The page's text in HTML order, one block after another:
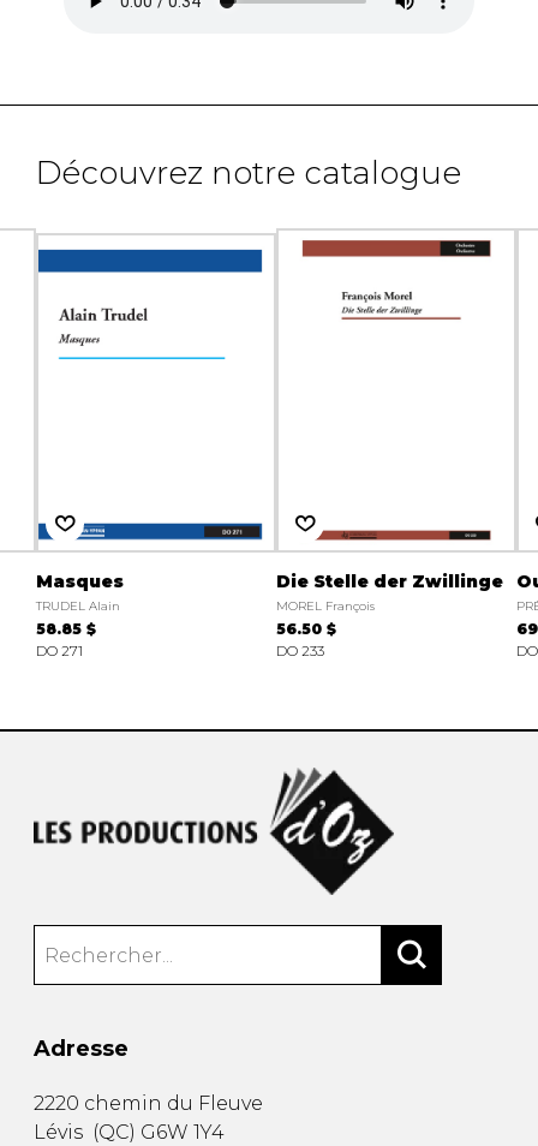
Découvrez notre catalogue
Masques
TRUDEL Alain
58.85 $
DO 271
Die Stelle der Zwillinge
MOREL François
56.50 $
DO 233
Adresse
2220 chemin du Fleuve
Lévis (QC) G6W 1Y4